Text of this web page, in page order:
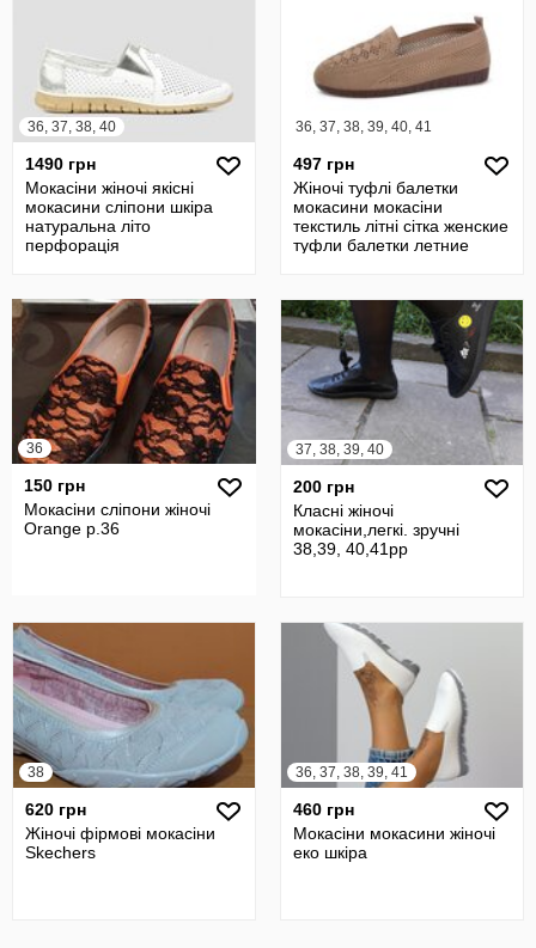
36, 37, 38, 40
1490 грн
Мокасіни жіночі якісні
мокасини сліпони шкіра
натуральна літо
перфорація
36, 37, 38, 39, 40, 41
497 грн
Жіночі туфлі балетки
мокасини мокасіни
текстиль літні сітка женские
туфли балетки летние
36
150 грн
Мокасіни сліпони жіночі
Orange р.36
37, 38, 39, 40
200 грн
Класні жіночі
мокасіни,легкі. зручні
38,39, 40,41рр
38
620 грн
Жіночі фірмові мокасіни
Skechers
36, 37, 38, 39, 41
460 грн
Мокасіни мокасини жіночі
еко шкіра